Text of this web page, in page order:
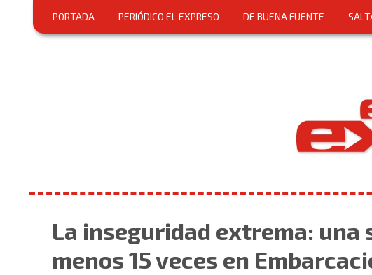
PORTADA PERIÓDICO EL EXPRESO DE BUENA FUENTE
La inseguridad extrema:
menos 15 veces en